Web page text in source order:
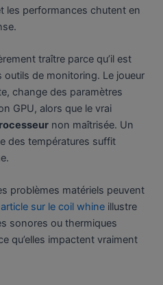
les performances chutent en
traître parce qu’il est
de monitoring. Le joueur
change des paramètres
GPU, alors que le vrai
non maîtrisée. Un
des températures suffit
problèmes matériels peuvent
sur le coil whine illustre
sonores ou thermiques
qu’elles impactent vraiment